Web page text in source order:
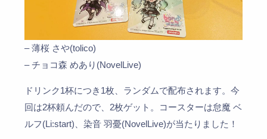
– 薄桜 さや(tolico)
– チョコ森 めあり(NovelLive)
ドリンク1杯につき1枚、ランダムで配布されます。今
回は2杯頼んだので、2枚ゲット。コースターは怠魔 ベ
ルフ(Li:start)、染音 羽憂(NovelLive)が当たりました！